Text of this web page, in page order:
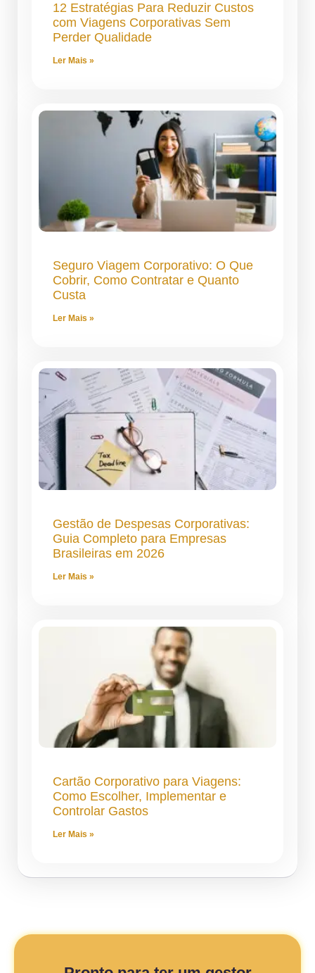
12 Estratégias Para Reduzir Custos
com Viagens Corporativas Sem
Perder Qualidade
Ler Mais »
Seguro Viagem Corporativo: O Que
Cobrir, Como Contratar e Quanto
Custa
Ler Mais »
Gestão de Despesas Corporativas:
Guia Completo para Empresas
Brasileiras em 2026
Ler Mais »
Cartão Corporativo para Viagens:
Como Escolher, Implementar e
Controlar Gastos
Ler Mais »